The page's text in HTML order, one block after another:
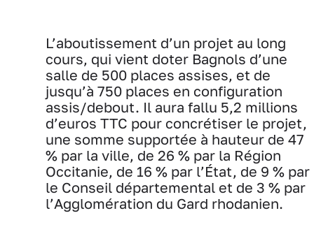
L’aboutissement d’un projet au long
cours, qui vient doter Bagnols d’une
salle de 500 places assises, et de
jusqu’à 750 places en configuration
assis/debout. Il aura fallu 5,2 millions
d’euros TTC pour concrétiser le projet,
une somme supportée à hauteur de 47
% par la ville, de 26 % par la Région
Occitanie, de 16 % par l’État, de 9 % par
le Conseil départemental et de 3 % par
l’Agglomération du Gard rhodanien.